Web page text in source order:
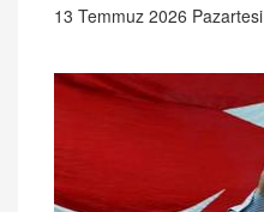
13 Temmuz 2026 Pazartesi